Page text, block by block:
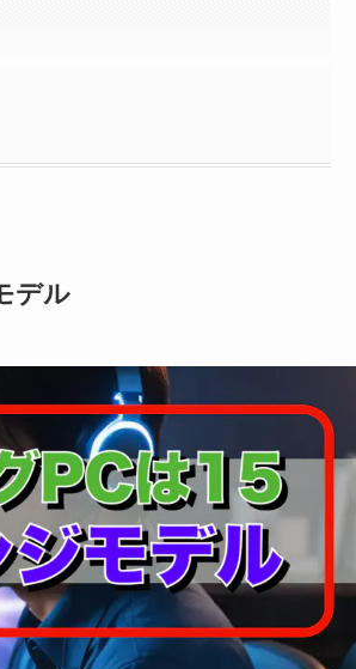
デル